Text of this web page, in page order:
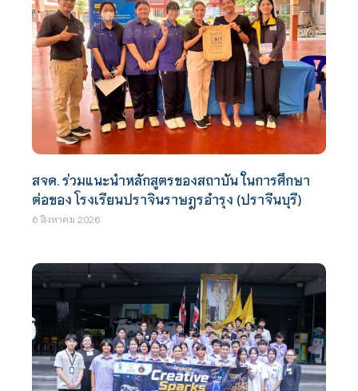
สจด. ร่วมแนะนำหลักสูตรของสถาบัน ในการศึกษา
ต่อของ โรงเรียนปราจินราษฎรอำรุง (ปราจีนบุรี)
6 สิงหาคม 2026